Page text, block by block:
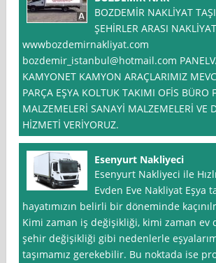
BOZDEMİR NAKLİYAT
ŞEHİRLER ARASI
wwwbozdemirnakliyat.com
bozdemir_istanbul@hotmail.com
KAMYONET KAMYON ARAÇLARIMIZ
PARÇA EŞYA KOLTUK TAKIMI OFİS BÜRO
MALZEMELERİ SANAYİ MALZEMELERİ VE
HİZMETİ VERİYORUZ.
Esenyurt Nakliyeci
Esenyurt Nakliyeci ile
Evden Eve Nakliyat Eşya
hayatımızın belirli bir döneminde
Kimi zaman iş değişikliği, kimi zaman ev
şehir değişikliği gibi nedenlerle
taşımamız gerekebilir. Bu noktada ise